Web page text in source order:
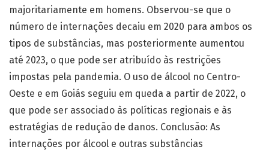
majoritariamente em homens. Observou-se que o
número de internações decaiu em 2020 para ambos os
tipos de substâncias, mas posteriormente aumentou
até 2023, o que pode ser atribuído às restrições
impostas pela pandemia. O uso de álcool no Centro-
Oeste e em Goiás seguiu em queda a partir de 2022, o
que pode ser associado às políticas regionais e às
estratégias de redução de danos. Conclusão: As
internações por álcool e outras substâncias